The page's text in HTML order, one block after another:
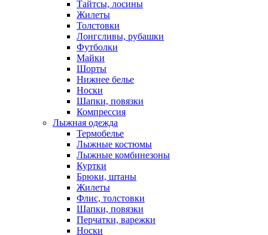
Тайтсы, лосины
Жилеты
Толстовки
Лонгсливы, рубашки
Футболки
Майки
Шорты
Нижнее белье
Носки
Шапки, повязки
Компрессия
Лыжная одежда
Термобелье
Лыжные костюмы
Лыжные комбинезоны
Куртки
Брюки, штаны
Жилеты
Флис, толстовки
Шапки, повязки
Перчатки, варежки
Носки